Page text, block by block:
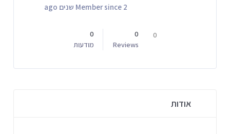
Member since 2 שנים ago
0
0
Reviews
0
מודעות
אודות